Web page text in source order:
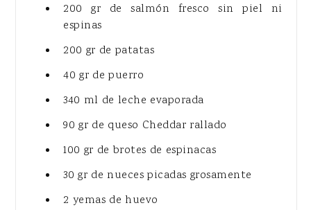
200 gr de salmón fresco sin piel ni
espinas
200 gr de patatas
40 gr de puerro
340 ml de leche evaporada
90 gr de queso Cheddar rallado
100 gr de brotes de espinacas
30 gr de nueces picadas grosamente
2 yemas de huevo